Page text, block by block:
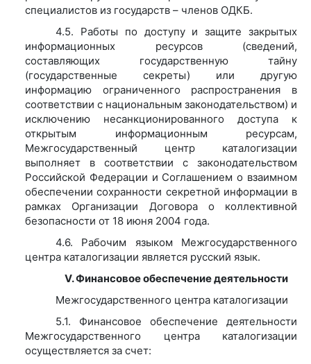
специалистов из государств – членов ОДКБ.
4.5. Работы по доступу и защите закрытых
информационных ресурсов (сведений,
составляющих государственную тайну
(государственные секреты) или другую
информацию ограниченного распространения в
соответствии с национальным законодательством) и
исключению несанкционированного доступа к
открытым информационным ресурсам,
Межгосударственный центр каталогизации
выполняет в соответствии с законодательством
Российской Федерации и Соглашением о взаимном
обеспечении сохранности секретной информации в
рамках Организации Договора о коллективной
безопасности от 18 июня 2004 года.
4.6. Рабочим языком Межгосударственного
центра каталогизации является русский язык.
V. Финансовое обеспечение деятельности
Межгосударственного центра каталогизации
5.1. Финансовое обеспечение деятельности
Межгосударственного центра каталогизации
осуществляется за счет: